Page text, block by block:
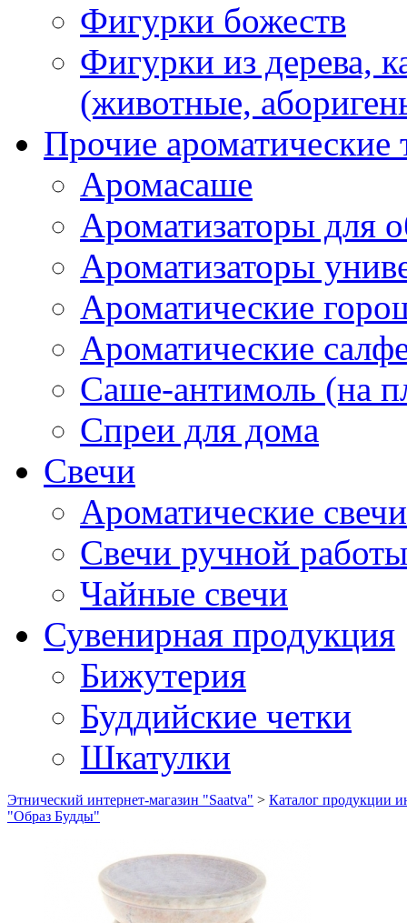
Фигурки божеств
Фигурки из дерева,
(животные,
Прочие ароматические
Аромасаше
Ароматизаторы для
Ароматизаторы
Ароматические
Ароматические
Саше-антимоль (на
Спреи для дома
Свечи
Ароматические свечи
Свечи ручной работы
Чайные свечи
Сувенирная продукция
Бижутерия
Буддийские четки
Шкатулки
Этнический интернет-магазин "Saatva" > Каталог продукции
"Образ Будды"